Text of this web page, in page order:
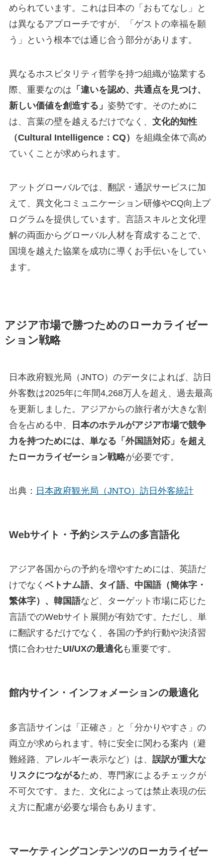
められています。これは日本の「おもてなし」と
は異なるアプローチですが、「ゲストの幸福を願
う」という根本では通じ合う部分があります。
異なるホスピタリティ哲学を持つ組織が協業する
際、重要なのは 「違いを認め、共通点を見つけ、
新しい価値を創造する」 姿勢です。そのために
は、言葉の壁を越えるだけでなく、 文化的知性
（Cultural Intelligence：CQ）
を組織全体で高め
ていくことが求められます。
アットグローバルでは、翻訳・通訳サービスに加
えて、異文化コミュニケーション研修やCQ向上プ
ログラムを提供しています。言語スキルと文化理
解の両面からグローバル人材を育成することで、
国境を越えた協業を成功に導くお手伝いをしてい
ます。
アジア市場で勝つためのローカライゼー
ション戦略
日本政府観光局（JNTO）のデータによれば、訪日
外客数は2025年に年間4,268万人を超え、過去最高
を更新しました。アジアからの旅行者が大きな割
合を占める中、
日本のホテルがアジア市場で競争
力を持つためには、単なる「外国語対応」を超え
たローカライゼーション戦略が必要です。
出典： 日本政府観光局（JNTO）訪日外客統計
Webサイト・予約システムの多言語化
アジア各国からの予約を増やすためには、英語だ
けでなく ベトナム語、タイ語、中国語（簡体字・
繁体字）、韓国語など、ターゲット市場に応じた
言語でのWebサイト展開が有効です。ただし、単
に翻訳するだけでなく、各国の予約行動や決済習
慣に合わせたUI/UXの最適化も重要です。
館内サイン・インフォメーションの最適化
多言語サインは「正確さ」と「分かりやすさ」の
両立が求められます。特に安全に関わる案内（避
難経路、アレルギー表示など）は、 誤訳が重大な
リスクにつながるため、専門家によるチェックが
不可欠です。また、文化によっては禁止表現の伝
え方に配慮が必要な場合もあります。
マーケティングコンテンツのローカライゼー